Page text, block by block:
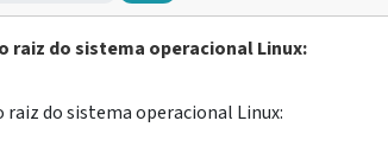
raiz do sistema operacional Linux:
do sistema operacional Linux: